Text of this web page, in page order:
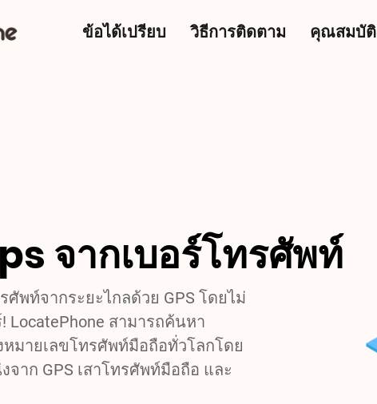
ข้อได้เปรียบ วิธีการติดตาม คุณสมบัติ
จากเบอร์โทรศัพท์
พท์จากระยะไกลด้วย GPS โดยไม่
สามารถค้นหา
มายเลขโทรศัพท์มือถือทั่วโลกโดย
าก GPS เสาโทรศัพท์มือถือ และ